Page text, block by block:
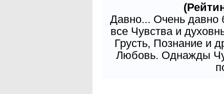
Давно... Очень давно
все Чувства и
Грусть, Познание и
Любовь. Однажды